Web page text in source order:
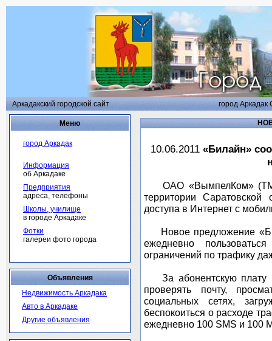
Аркадакский городской сайт город Аркадак
Меню
город Аркадак
Информация
об Аркадаке
Предприятия
адреса, телефоны
Школы, училище
в городе Аркадаке
Фотки
галереи фото города
Объявления
Недвижимость Аркадака
Авто в Аркадаке
Другие объявления
10.06.2011 «Билайн»
ОАО «ВымпелКом» (ТМ
территории
доступа в Интернет с
Новое предложение
ежедневно
ограничений по трафику
За абонентскую плату
проверять почту,
социальных сетях,
беспокоиться о расходе
ежедневно 100 SMS и 100